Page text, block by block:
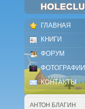
ГЛАВНАЯ
КНИГИ
ФОРУМ
ФОТОГРАФИИ
КОНТАКТЫ
АНТОН БЛАГИН